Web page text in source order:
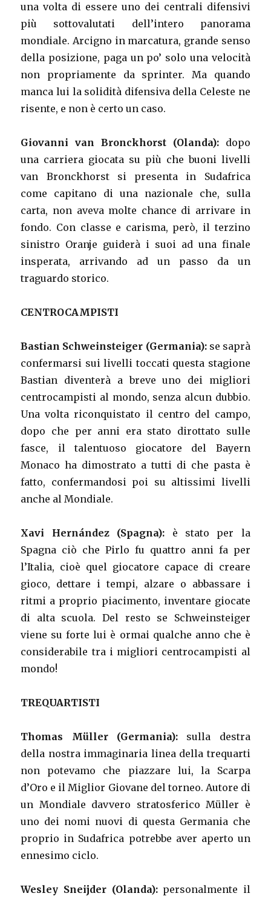
una volta di essere uno dei centrali difensivi
più sottovalutati dell’intero panorama
mondiale. Arcigno in marcatura, grande senso
della posizione, paga un po’ solo una velocità
non propriamente da sprinter. Ma quando
manca lui la solidità difensiva della Celeste ne
risente, e non è certo un caso.
Giovanni van Bronckhorst (Olanda):dopo
una carriera giocata su più che buoni livelli
van Bronckhorst si presenta in Sudafrica
come capitano di una nazionale che, sulla
carta, non aveva molte chance di arrivare in
fondo. Con classe e carisma, però, il terzino
sinistro Oranje guiderà i suoi ad una finale
insperata, arrivando ad un passo da un
traguardo storico.
CENTROCAMPISTI
Bastian Schweinsteiger (Germania): se saprà
confermarsi sui livelli toccati questa stagione
Bastian diventerà a breve uno dei migliori
centrocampisti al mondo, senza alcun dubbio.
Una volta riconquistato il centro del campo,
dopo che per anni era stato dirottato sulle
fasce, il talentuoso giocatore del Bayern
Monaco ha dimostrato a tutti di che pasta è
fatto, confermandosi poi su altissimi livelli
anche al Mondiale.
Xavi Hernández (Spagna): è stato per la
Spagna ciò che Pirlo fu quattro anni fa per
l’Italia, cioè quel giocatore capace di creare
gioco, dettare i tempi, alzare o abbassare i
ritmi a proprio piacimento, inventare giocate
di alta scuola. Del resto se Schweinsteiger
viene su forte lui è ormai qualche anno che è
considerabile tra i migliori centrocampisti al
mondo!
TREQUARTISTI
Thomas Müller (Germania): sulla destra
della nostra immaginaria linea della trequarti
non potevamo che piazzare lui, la Scarpa
d’Oro e il Miglior Giovane del torneo. Autore di
un Mondiale davvero stratosferico Müller è
uno dei nomi nuovi di questa Germania che
proprio in Sudafrica potrebbe aver aperto un
ennesimo ciclo.
Wesley Sneijder (Olanda): personalmente il